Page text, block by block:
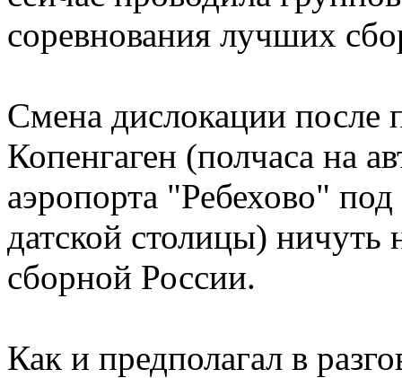
соревнования лучших
Смена дислокации после
Копенгаген (полчаса на
аэропорта "Ребехово"
датской столицы)
сборной России.
Как и предполагал в